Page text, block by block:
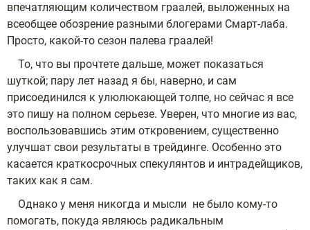
впечатляющим количеством граалей, выложенных на
всеобщее обозрение разными блогерами Смарт-лаба.
Просто, какой-то сезон палева граалей!
То, что вы прочтете дальше, может показаться
шуткой; пару лет назад я бы, наверно, и сам
присоединился к улюлюкающей толпе, но сейчас я все
это пишу на полном серьезе. Уверен, что многие из вас,
воспользовавшись этим откровением, существенно
улучшат свои результаты в трейдинге. Особенно это
касается краткосрочных спекулянтов и интрадейщиков,
таких как я сам.
Однако у меня никогда и мысли не было кому-то
помогать, покуда являюсь радикальным